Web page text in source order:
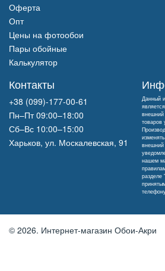
Оферта
Опт
Цены на фотообои
Пары обойные
Калькулятор
Контакты
+38 (099)-177-00-61
Пн–Пт 09:00–18:00
Сб–Вс 10:00–15:00
Харьков, ул. Москалевская, 91
Данный
внешний
товаров
внешний
нашем
разделе
© 2026. Интернет-магазин Обои-Акри